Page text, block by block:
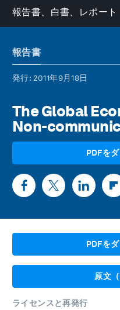
報告書、白書、レポート
報告書
発行: 2011年9月18日
The Global
Non-
PDFを
PDFを
原文
ライセンスと再発行